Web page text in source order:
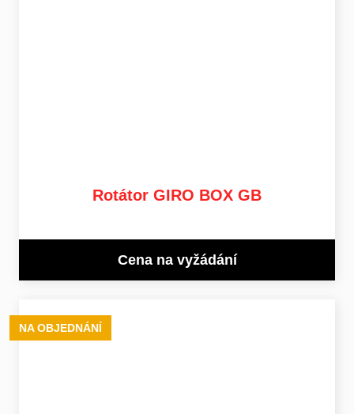
Rotátor GIRO BOX GB
Cena na vyžádání
NA OBJEDNÁNÍ